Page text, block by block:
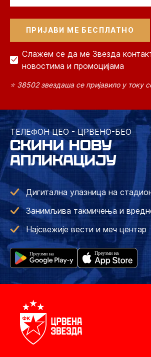
Слажем се да ме Звезда
новостима и промоцијама
⭐ 38502 звездаша се пријавило у току
ТЕЛЕФОН ЦЕО - ЦРВЕНО-БЕО
СКИНИ НОВУ
АПЛИКАЦИЈУ
Дигитална улазница на
Занимљива такмичења и
Најсвежије вести и меч центар